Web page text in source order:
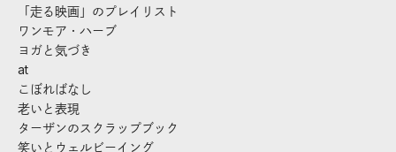
「走る映画」のプレイリスト
ワンモア・ハーブ
ヨガと気づき
at
こぼればなし
老いと表現
ターザンのスクラップブック
笑いとウェルビーイング